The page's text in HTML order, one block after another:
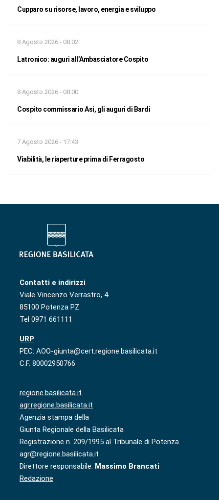
Cupparo su risorse, lavoro, energia e sviluppo
8 Agosto 2026 - 08:02
Latronico: auguri all’Ambasciatore Cospito
8 Agosto 2026 - 08:00
Cospito commissario Asi, gli auguri di Bardi
7 Agosto 2026 - 17:43
Viabilità, le riaperture prima di Ferragosto
Contatti e indirizzi
Viale Vincenzo Verrastro, 4
85100 Potenza PZ
Tel 0971 661111
URP
PEC: AOO-giunta@cert.regione.basilicata.it
C.F. 80002950766
regione.basilicata.it
agr.regione.basilicata.it
Agenzia stampa della
Giunta Regionale della Basilicata
Registrazione n. 209/1995 al Tribunale di Potenza
agr@regione.basilicata.it
Direttore responsabile: Massimo Brancati
Redazione